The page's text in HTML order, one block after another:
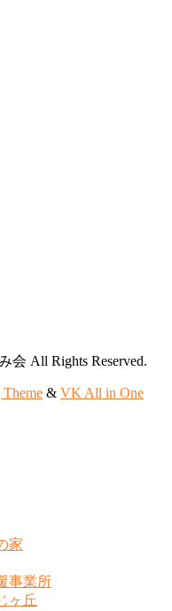
All Rights Reserved.
& VK All in One
家
事業所
ヶ丘